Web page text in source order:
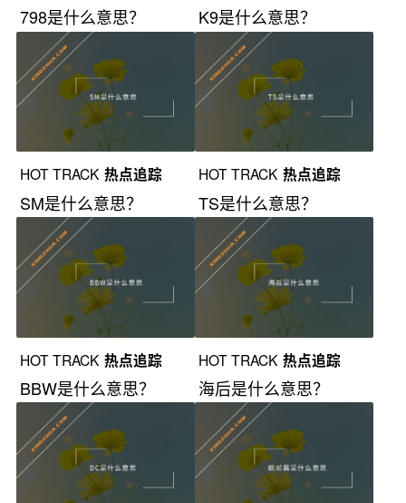
798是什么意思？ K9是什么意思？
HOT TRACK 热点追踪
SM是什么意思？
HOT TRACK 热点追踪
TS是什么意思？
HOT TRACK 热点追踪
BBW是什么意思？
HOT TRACK 热点追踪
海后是什么意思？